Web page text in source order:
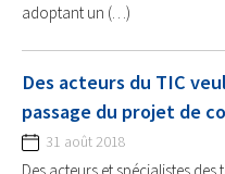
adoptant un (…)
Des acteurs du TIC
passage du projet de
31 août 2018
Des acteurs et spécialistes